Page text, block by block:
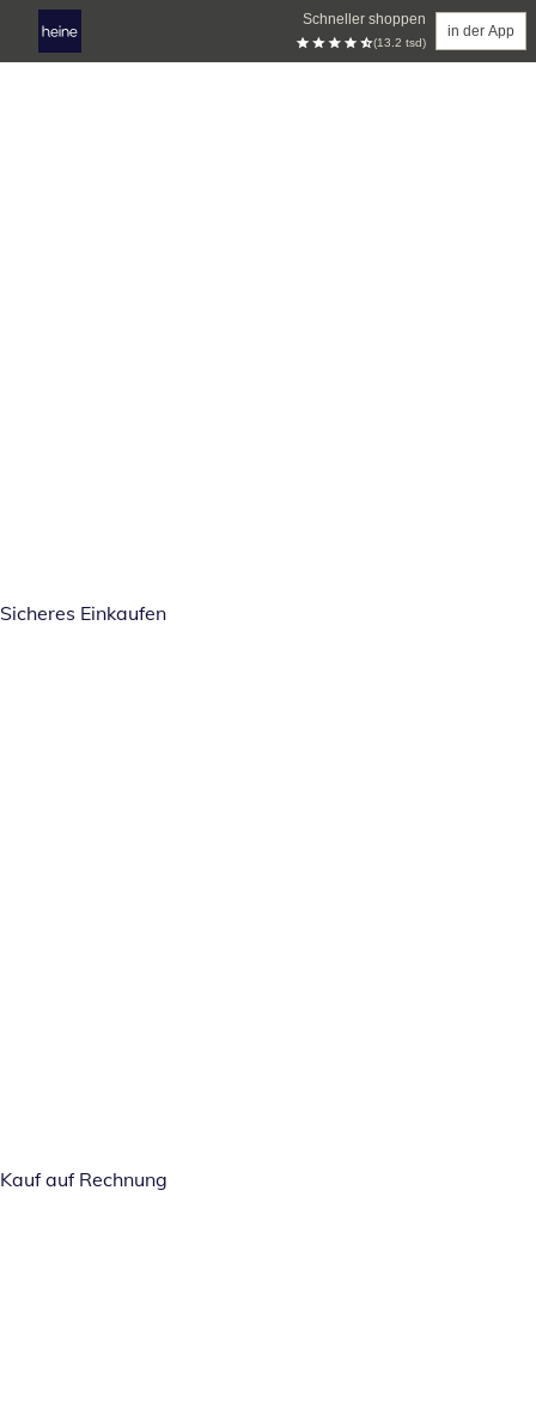
Schneller shoppen
(13.2 tsd)
in der App
Sicheres Einkaufen
Kauf auf Rechnung